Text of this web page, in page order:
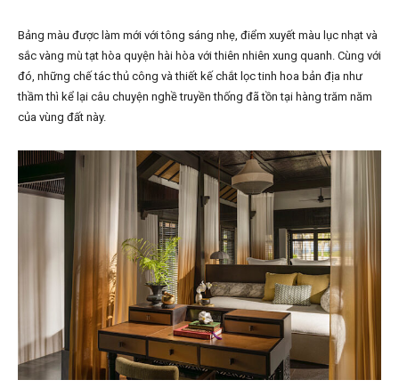
Bảng màu được làm mới với tông sáng nhẹ, điểm xuyết màu lục nhạt và
sắc vàng mù tạt hòa quyện hài hòa với thiên nhiên xung quanh. Cùng với
đó, những chế tác thủ công và thiết kế chắt lọc tinh hoa bản địa như
thầm thì kể lại câu chuyện nghề truyền thống đã tồn tại hàng trăm năm
của vùng đất này.